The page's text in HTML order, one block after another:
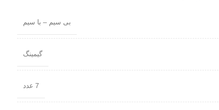
بی سیم – با سیم
گیمینگ
7 عدد